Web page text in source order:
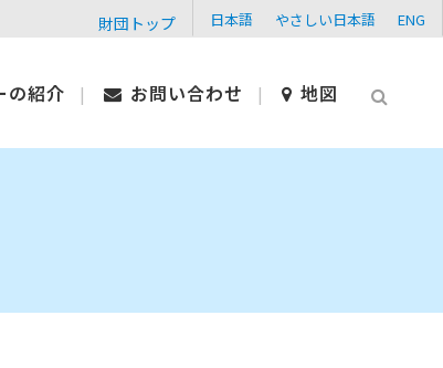
財団トップ 日本語 やさしい日本語 ENG
の紹介 お問い合わせ 地図